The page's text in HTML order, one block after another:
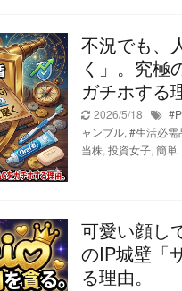
不況でも、
く」。究極
ガチホする
2026/5/18
ャンブル, #生活必需
当株, 投資女子, 簡単
可愛い顔し
のIP城壁「
る理由。